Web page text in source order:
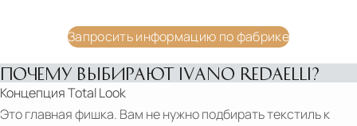
Подробнее
В корзину
Материалы
дерево, ткань
Подробнее
Запросить информацию по фабрике
ПОЧЕМУ ВЫБИРАЮТ IVANO REDAELLI?
Концепция Total Look
Это главная фишка. Вам не нужно подбирать текстиль к